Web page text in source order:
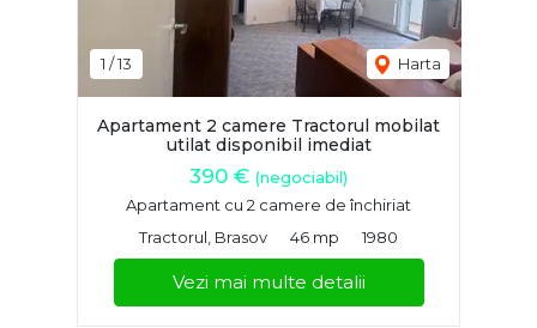
1 /13 Harta
Apartament 2 camere Tractorul mobilat
utilat disponibil imediat
390 € (negociabil)
Apartament cu 2 camere de închiriat
Tractorul, Brasov
46 mp 1980
Vezi mai multe detalii